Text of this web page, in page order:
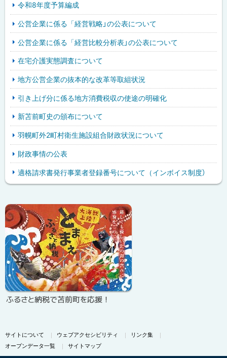
令和8年度予算編成
公営企業に係る「経営戦略」の公表について
公営企業に係る「経営比較分析表」の公表について
在宅介護実態調査について
地方公営企業の抜本的な改革等取組状況
引き上げ分に係る地方消費税収の使途の明確化
新苫前町史の頒布について
羽幌町外2町村衛生施設組合財政状況について
財政事情の公表
適格請求書発行事業者登録番号について（インボイス制度）
サ
イ
ド
・
メ
ニ
ー
ッ
ク
ア
ッ
プ
ふるさと納税で苫前町を応援！
サイトについて ウェブアクセシビリティ
リンク集
オープンデータ一覧
サイトマップ